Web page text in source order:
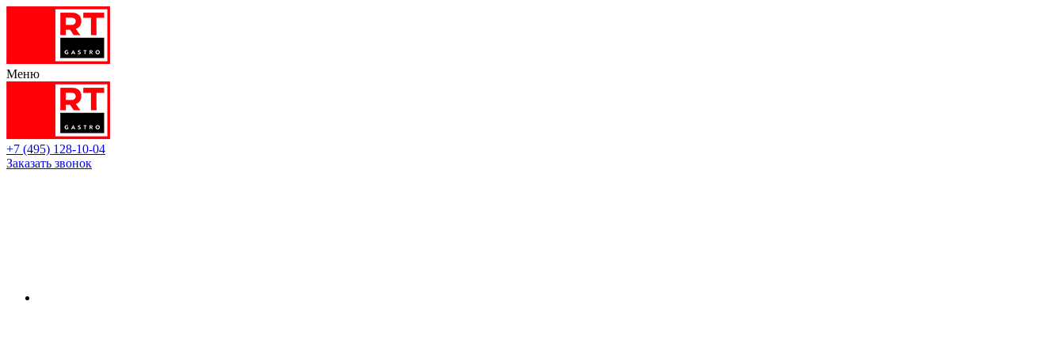
Меню
+7 (495) 128-10-04
Заказать звонок